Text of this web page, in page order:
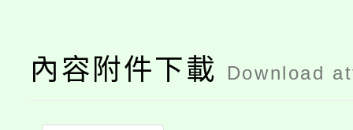
內容附件下載 Download